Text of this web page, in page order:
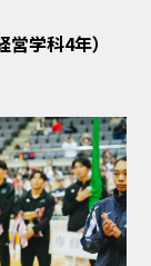
学科4年）